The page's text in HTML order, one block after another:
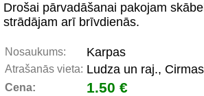
Drošai pārvadāšanai pakojam
strādājam arī brīvdienās.
Nosaukums: Karpas
Atrašanās vieta: Ludza un raj.,
Cena: 1.50 €